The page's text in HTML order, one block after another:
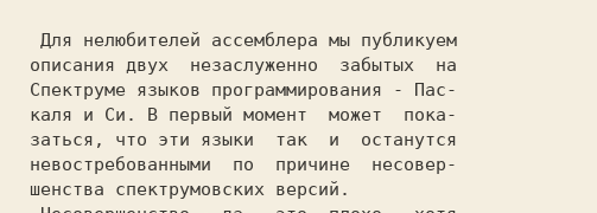
описания двух  незаслуженно  забытых  на
Спектруме языков программирования - Пас-
каля и Си. В первый момент  может  пока-
заться, что эти языки  так  и  останутся
невостребованными  по  причине  несовер-
шенства спектрумовских версий.